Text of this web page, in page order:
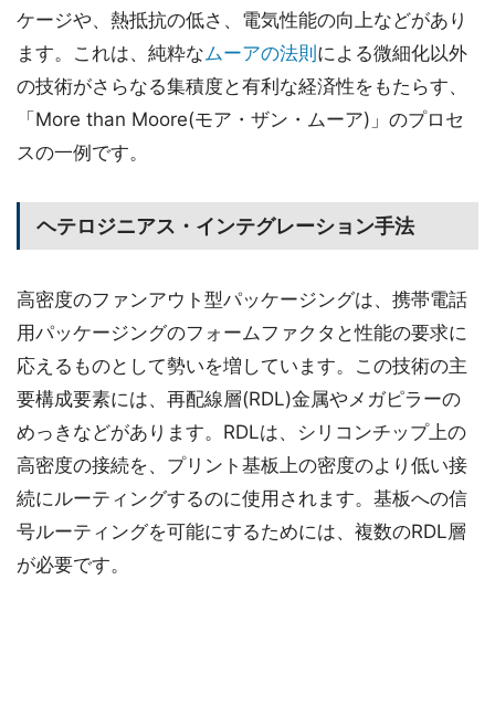
ケージや、熱抵抗の低さ、電気性能の向上などがあり
ます。これは、純粋なムーアの法則 による微細化以外
の技術がさらなる集積度と有利な経済性をもたらす、
「More than Moore(モア・ザン・ムーア)」のプロセ
スの一例です。
ヘテロジニアス・インテグレーション手法
高密度のファンアウト型パッケージングは、携帯電話
用パッケージングのフォームファクタと性能の要求に
応えるものとして勢いを増しています。この技術の主
要構成要素には、再配線層(RDL)金属やメガピラーの
めっきなどがあります。RDLは、シリコンチップ上の
高密度の接続を、プリント基板上の密度のより低い接
続にルーティングするのに使用されます。基板への信
号ルーティングを可能にするためには、複数のRDL層
が必要です。